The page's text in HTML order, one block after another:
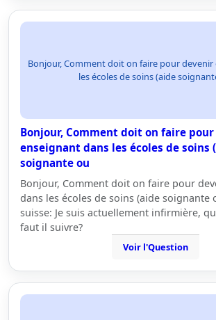
Bonjour, Comment doit on faire pour
les écoles de soins (aide
Bonjour, Comment doit on faire
enseignant dans les écoles de soins
soignante ou
Bonjour, Comment doit on faire pour
dans les écoles de soins (aide soignante
suisse: Je suis actuellement infirmière,
faut il suivre?
Voir l'Question